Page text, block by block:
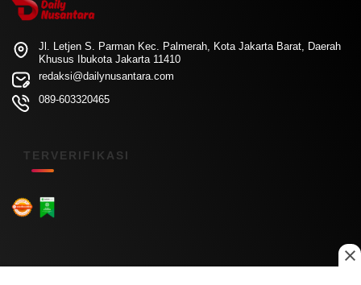
Jl. Letjen S. Parman Kec. Palmerah, Kota Jakarta Barat, Daerah
Khusus Ibukota Jakarta 11410
redaksi@dailynusantara.com
089-603320465
TERVERIFIKASI